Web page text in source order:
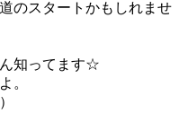
のスタートかもしれませ
知ってます☆
。